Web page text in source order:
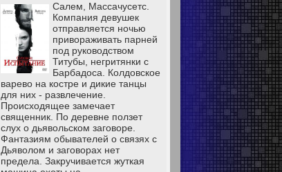
Салем, Массачусетс.
Компания девушек
отправляется ночью
привораживать парней
под руководством
Титубы, негритянки с
Барбадоса. Колдовское
варево на костре и дикие танцы
для них - развлечение.
Происходящее замечает
священник. По деревне ползет
слух о дьявольском заговоре.
Фантазиям обывателей о связях с
Дьяволом и заговорах нет
предела. Закручивается жуткая